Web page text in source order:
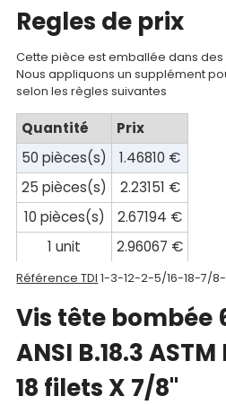
compte
Mon
panier
Contact
Regles de prix
Cette pièce est emballée dans
Nous appliquons un supplément
selon les règles suivantes
Quantité
Prix
50 pièces(s)
1.46810 €
25 pièces(s)
2.23151 €
10 pièces(s)
2.67194 €
1 unit
2.96067 €
Référence TDI 1-3-12-2-5/16-18-7/
Vis tête bombée
ANSI B.18.3
18 filets X 7/8"